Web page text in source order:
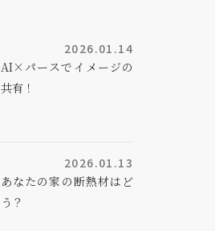
2026.01.14
AI×パースでイメージの
共有！
2026.01.13
あなたの家の断熱材はど
う？